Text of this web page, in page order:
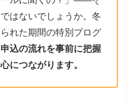
はないでしょうか。冬
れた期間の特別プログ
申込の流れを事前に把握
につながります。